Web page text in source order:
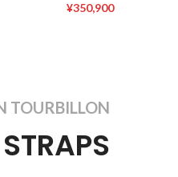
¥350,900
TOURBILLON